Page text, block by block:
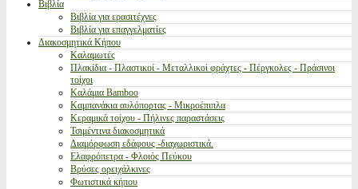
Βιβλία
Βιβλία για ερασιτέχνες
Βιβλία για επαγγελματίες
Διακοσμητικά Κήπου
Καλαμωτές
Πλακίδια - Πλαστικοί - Μεταλλικοί φράχτες - Πέργκολες - Πράσινοι
τοίχοι
Καλάμια Bamboo
Καμπανάκια αυλόπορτας - Μικροέπιπλα
Κεραμικά τοίχου - Πήλινες παραστάσεις
Τσιμέντινα διακοσμητικά
Διαμόρφωση εδάφους -διαχωριστικά.
Ελαφρόπετρα - Φλοιός Πεύκου
Βρύσες ορειχάλκινες
Φωτιστικά κήπου